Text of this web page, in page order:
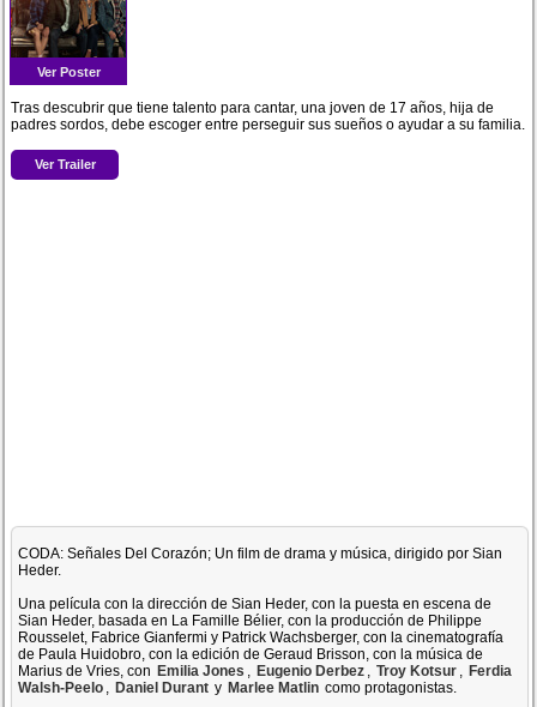
Ver Poster
Tras descubrir que tiene talento para cantar, una joven de 17 años, hija de
padres sordos, debe escoger entre perseguir sus sueños o ayudar a su familia.
Ver Trailer
CODA: Señales Del Corazón; Un film de drama y música, dirigido por Sian
Heder.
Una película con la dirección de Sian Heder, con la puesta en escena de
Sian Heder, basada en La Famille Bélier, con la producción de Philippe
Rousselet, Fabrice Gianfermi y Patrick Wachsberger, con la cinematografía
de Paula Huidobro, con la edición de Geraud Brisson, con la música de
Marius de Vries, con Emilia Jones , Eugenio Derbez , Troy Kotsur , Ferdia
Walsh-Peelo , Daniel Durant y Marlee Matlin como protagonistas.